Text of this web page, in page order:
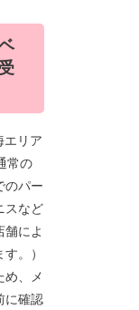
エリア
常の
のパー
スなど
によ
。）
め、メ
に確認